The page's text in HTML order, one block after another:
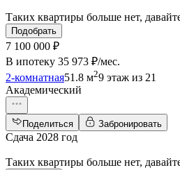
Таких квартиры больше нет,
Подобрать
7 100 000 ₽
В ипотеку 35 973 ₽/мес.
2-комнатная51.8 м29 этаж из 21
Академический
Поделиться Забронировать
Сдача 2028 год
Таких квартиры больше нет,